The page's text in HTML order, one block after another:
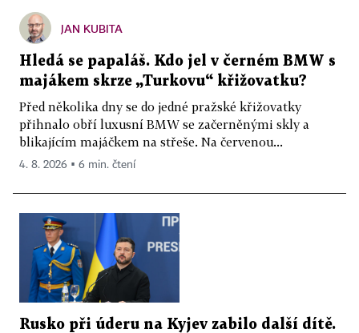
JAN KUBITA
Hledá se papaláš. Kdo jel v černém BMW s
majákem skrze „Turkovu“ křižovatku?
Před několika dny se do jedné pražské křižovatky
přihnalo obří luxusní BMW se začerněnými skly a
blikajícím majáčkem na střeše. Na červenou...
4. 8. 2026 ▪ 6 min. čtení
Rusko při úderu na Kyjev zabilo další dítě.